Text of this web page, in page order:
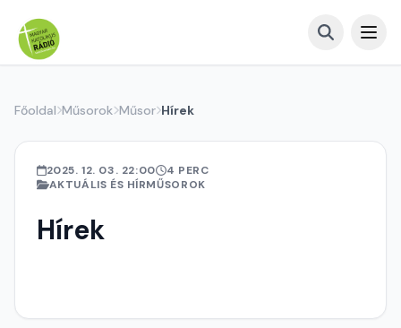
Főoldal Műsorok Műsor Hírek
2025. 12. 03. 22:00
4 PERC
AKTUÁLIS ÉS HÍRMŰSOROK
Hírek